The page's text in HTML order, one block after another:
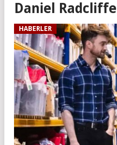
Daniel
HABERLER